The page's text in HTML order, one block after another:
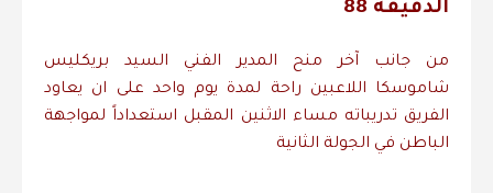
الدقيقة 88
من جانب آخر منح المدير الفني السيد بريكليس
شاموسكا اللاعبين راحة لمدة يوم واحد على ان يعاود
الفريق تدريباته مساء الاثنين المقبل استعداداً لمواجهة
الباطن في الجولة الثانية